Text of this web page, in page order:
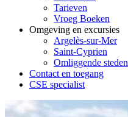
Tarieven
Vroeg Boeken
Omgeving en excursies
Argelès-sur-Mer
Saint-Cyprien
Omliggende steden
Contact en toegang
CSE specialist